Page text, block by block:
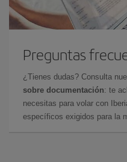
Preguntas
¿Tienes dudas? Consulta
sobre documentación: te
necesitas para volar con
específicos exigidos para la